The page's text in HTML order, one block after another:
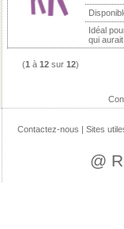
Idéal
qui
(1 à 12 sur 12)
Contactez-nous | Sites
@